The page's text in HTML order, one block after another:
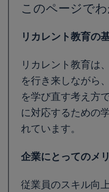
このページで
リカレント教育の
リカレント教育は
を行き来しながら
を学び直す考え方
に対応するための
れています。
企業にとってのメ
従業員のスキル向